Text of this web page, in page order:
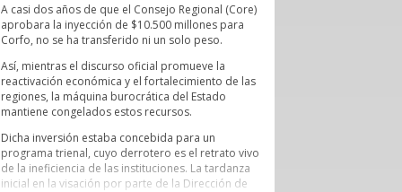
A casi dos años de que el Consejo Regional (Core)
aprobara la inyección de $10.500 millones para
Corfo, no se ha transferido ni un solo peso.
Así, mientras el discurso oficial promueve la
reactivación económica y el fortalecimiento de las
regiones, la máquina burocrática del Estado
mantiene congelados estos recursos.
Dicha inversión estaba concebida para un
programa trienal, cuyo derrotero es el retrato vivo
de la ineficiencia de las instituciones. La tardanza
inicial en la visación por parte de la Dirección de